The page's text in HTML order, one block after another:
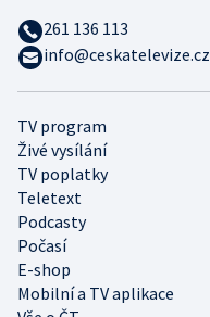
TV program
Živé vysílání
TV poplatky
Teletext
Podcasty
Počasí
E-shop
Mobilní a TV aplikace
261 136 113
info@ceskatelevize.cz